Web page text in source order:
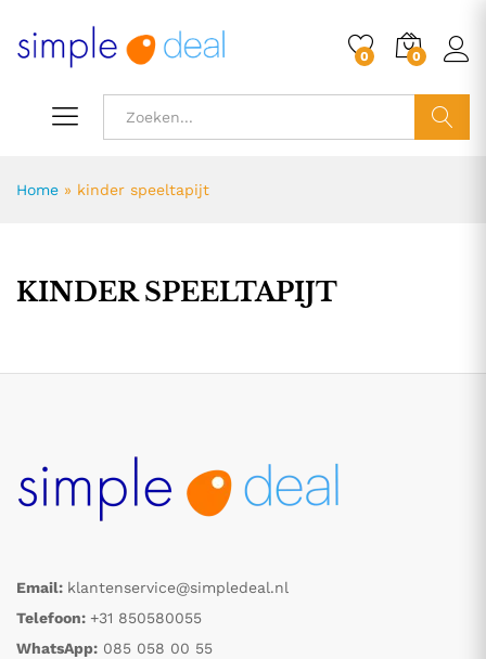
0 0
Home » kinder speeltapijt
KINDER SPEELTAPIJT
Email: klantenservice@simpledeal.nl
Telefoon: +31 850580055
WhatsApp: 085 058 00 55